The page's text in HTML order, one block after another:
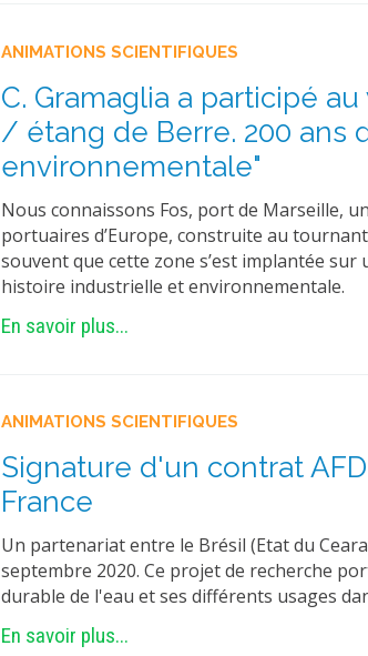
ANIMATIONS SCIENTIFIQUES
C. Gramaglia a participé
/ étang de Berre. 200 ans
environnementale"
Nous connaissons Fos, port de Marseille,
portuaires d’Europe, construite au
souvent que cette zone s’est implantée
histoire industrielle et environnementale.
En savoir plus...
ANIMATIONS SCIENTIFIQUES
Signature d'un contrat
France
Un partenariat entre le Brésil (Etat du
septembre 2020. Ce projet de recherche
durable de l'eau et ses différents usages
En savoir plus...